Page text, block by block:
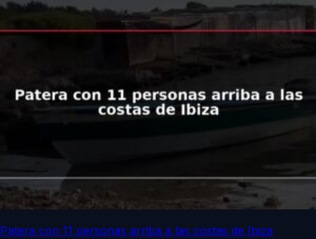
Patera con 11 personas arriba a las costas de Ibiza